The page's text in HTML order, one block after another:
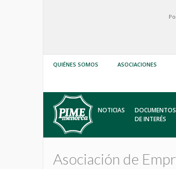
QUIÉNES SOMOS ASOCIACIONES
NOTICIAS
DOCUMENTOS
DE INTERÉS
Asociación de